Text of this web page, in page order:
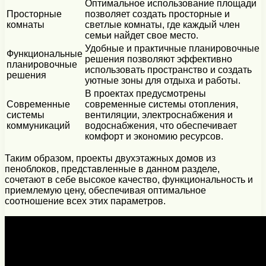
Просторные
комнаты
Оптимальное использование площади
позволяет создать просторные и
светлые комнаты, где каждый член
семьи найдет свое место.
Функциональные
планировочные
решения
Удобные и практичные планировочные
решения позволяют эффективно
использовать пространство и создать
уютные зоны для отдыха и работы.
Современные
системы
коммуникаций
В проектах предусмотрены
современные системы отопления,
вентиляции, электроснабжения и
водоснабжения, что обеспечивает
комфорт и экономию ресурсов.
Таким образом, проекты двухэтажных домов из
пеноблоков, представленные в данном разделе,
сочетают в себе высокое качество, функциональность и
приемлемую цену, обеспечивая оптимальное
соотношение всех этих параметров.